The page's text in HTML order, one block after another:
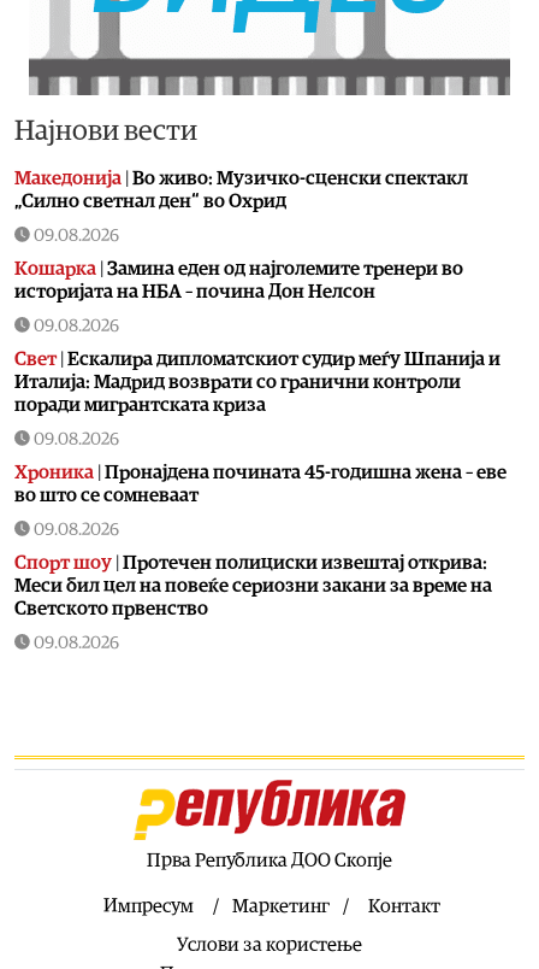
Најнови вести
Македонија Во живо: Музичко-сценски спектакл
„Силно светнал ден“ во Охрид
09.08.2026
Кошарка Замина еден од најголемите тренери во
историјата на НБА – почина Дон Нелсон
09.08.2026
Свет| Ескалира дипломатскиот судир меѓу Шпанија и
Италија: Мадрид возврати со гранични контроли
поради мигрантската криза
09.08.2026
Хроника Пронајдена почината 45-годишна жена – еве
во што се сомневаат
09.08.2026
Спорт шоу Протечен полициски извештај открива:
Меси бил цел на повеќе сериозни закани за време на
Светското првенство
09.08.2026
Свет|Хамас повика на целосно спроведување на
планот од 15 точки на Трамп за Појасот Газа
Обидот на Филипче да го исмева видеото
критики под објавата
Прва Република ДОО Скопје
Импресум Маркетинг
Контакт
Услови за користење